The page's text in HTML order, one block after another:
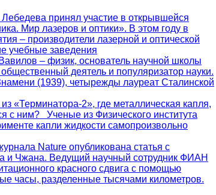
принял участие в открывшейся
Мир лазеров и оптики». В этом году в
– производители лазерной и оптической
учебные заведения
– физик, основатель научной школы
деятель и популяризатор науки.
(1939), четырежды лауреат Сталинской
«Терминатора-2», где металлическая капля,
с ним? Ученые из Физического института
капли жидкости самопроизвольно
Nature опубликована статья с
и Чжана. Ведущий научный сотрудник ФИАН
красного сдвига с помощью
часы, разделенные тысячами километров.